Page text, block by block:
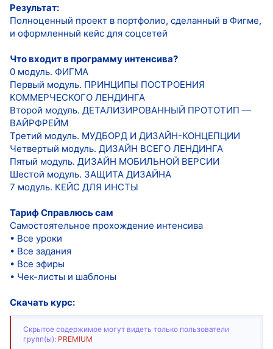
Результат:
Полноценный проект в портфолио, сделанный в Фигме,
и оформленный кейс для соцсетей
Что входит в программу интенсива?
0 модуль. ФИГМА
Первый модуль. ПРИНЦИПЫ ПОСТРОЕНИЯ
КОММЕРЧЕСКОГО ЛЕНДИНГА
Второй модуль. ДЕТАЛИЗИРОВАННЫЙ ПРОТОТИП —
ВАЙРФРЕЙМ
Третий модуль. МУДБОРД И ДИЗАЙН-КОНЦЕПЦИИ
Четвертый модуль. ДИЗАЙН ВСЕГО ЛЕНДИНГА
Пятый модуль. ДИЗАЙН МОБИЛЬНОЙ ВЕРСИИ
Шестой модуль. ЗАЩИТА ДИЗАЙНА
7 модуль. КЕЙС ДЛЯ ИНСТЫ
Тариф Справлюсь сам
Самостоятельное прохождение интенсива
• Все уроки
• Все задания
• Все эфиры
• Чек-листы и шаблоны
Скачать курс:
Скрытое содержимое могут видеть только пользователи
групп(ы): PREMIUM